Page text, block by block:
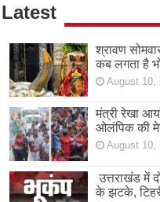
Latest
श्रावण
कब लगता है
August 10,
मंत्री रेखा
ओलंपिक की
August 10,
उत्तराखंड में
के झटके,